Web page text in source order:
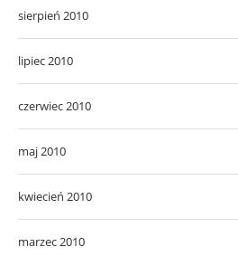
sierpień 2010
lipiec 2010
czerwiec 2010
maj 2010
kwiecień 2010
marzec 2010